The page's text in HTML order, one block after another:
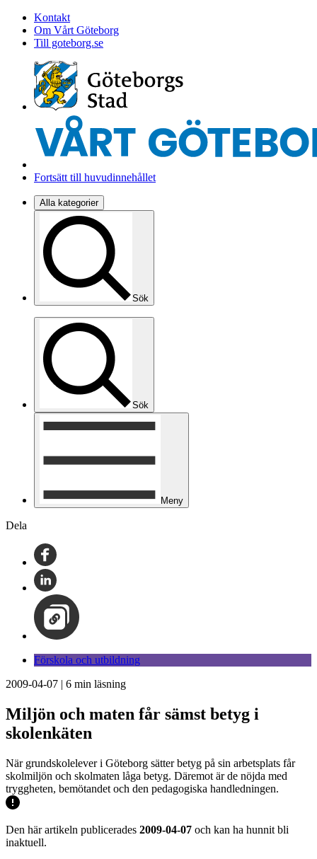
Kontakt
Om Vårt Göteborg
Till goteborg.se
Fortsätt till huvudinnehållet
Alla kategorier
Sök
Sök
Meny
Dela
Förskola och utbildning
2009-04-07 | 6 min läsning
Miljön och maten får sämst betyg i
skolenkäten
När grundskolelever i Göteborg sätter betyg på sin arbetsplats får
skolmiljön och skolmaten låga betyg. Däremot är de nöjda med
tryggheten, bemötandet och den pedagogiska handledningen.
Den här artikeln publicerades 2009-04-07 och kan ha hunnit bli
inaktuell.